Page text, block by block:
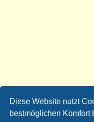
Diese Website nutzt
bestmöglichen Komfort